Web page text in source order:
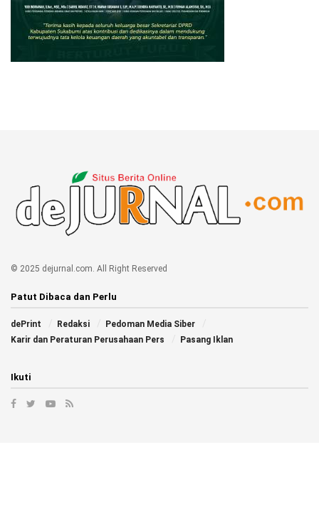
© 2025 dejurnal.com. All Right Reserved
Patut Dibaca dan Perlu
dePrint Redaksi
Pedoman Media Siber
Karir dan Peraturan Perusahaan Pers
Pasang Iklan
Ikuti